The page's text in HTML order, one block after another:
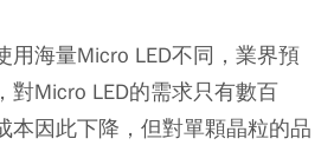
用海量Micro LED不同，業界預
對Micro LED的需求只有數百
本因此下降，但對單顆晶粒的品